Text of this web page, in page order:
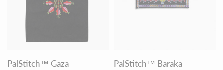
PalStitch™ Gaza-
PalStitch™ Baraka